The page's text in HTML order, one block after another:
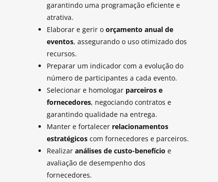
garantindo uma programação eficiente e
atrativa.
Elaborar e gerir o orçamento anual de
eventos, assegurando o uso otimizado dos
recursos.
Preparar um indicador com a evolução do
número de participantes a cada evento.
Selecionar e homologar parceiros e
fornecedores, negociando contratos e
garantindo qualidade na entrega.
Manter e fortalecer relacionamentos
estratégicoscom fornecedores e parceiros.
Realizar análises de custo-benefício e
avaliação de desempenho dos
fornecedores.